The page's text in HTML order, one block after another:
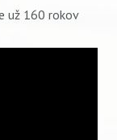
už 160 rokov